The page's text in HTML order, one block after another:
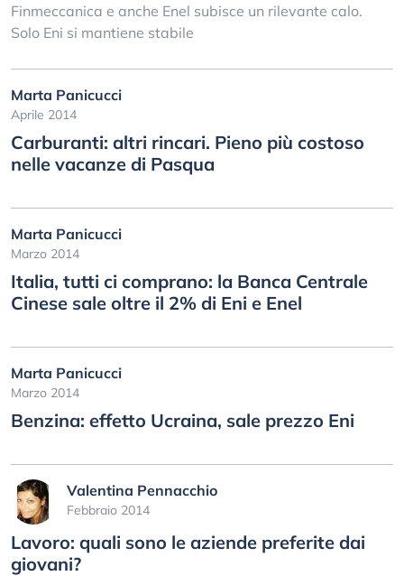
Finmeccanica e anche Enel subisce un rilevante calo.
Solo Eni si mantiene stabile
Marta Panicucci
Aprile 2014
Carburanti: altri rincari. Pieno più costoso
nelle vacanze di Pasqua
Marta Panicucci
Marzo 2014
Italia, tutti ci comprano: la Banca Centrale
Cinese sale oltre il 2% di Eni e Enel
Marta Panicucci
Marzo 2014
Benzina: effetto Ucraina, sale prezzo Eni
Valentina Pennacchio
Febbraio 2014
Lavoro: quali sono le aziende preferite dai
giovani?